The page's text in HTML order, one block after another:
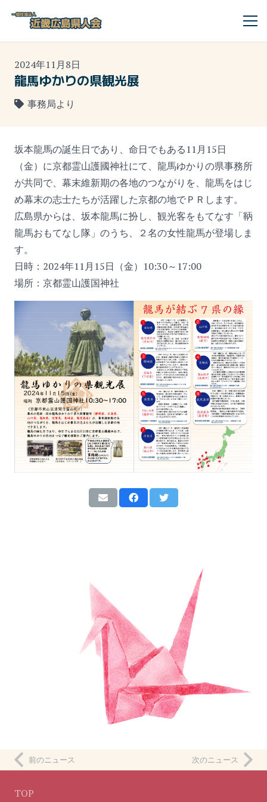
2024年11月8日
龍馬ゆかりの県観光展
事務局より
坂本龍馬の誕生日であり、命日でもある11月15日
（金）に京都霊山護國神社にて、龍馬ゆかりの県事務所
が共同で、幕末維新期の各地のつながりを、龍馬をはじ
め幕末の志士たちが活躍した京都の地でＰＲします。
広島県からは、坂本龍馬に扮し、観光客をもてなす「鞆
龍馬おもてなし隊」のうち、２名の女性龍馬が登場しま
す。
日時：2024年11月15日（金）10:30～17:00
場所：京都霊山護国神社
前のニュース 次のニュース
TOP